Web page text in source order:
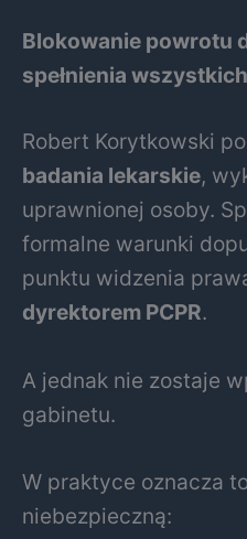
Blokowanie powrotu
spełnienia
Robert Korytkowski
badania lekarskie,
uprawnionej osoby.
formalne warunki
punktu widzenia
dyrektorem PCPR.
A jednak nie zostaje
gabinetu.
W praktyce oznacza
niebezpieczną: